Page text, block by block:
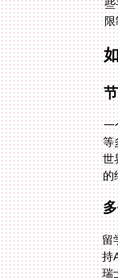
一
世
的
留